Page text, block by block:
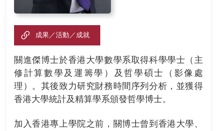
成果／活動／成就
關進傑博士於香港大學數學系取得科學學士（主
修計算數學及運籌學）及哲學碩士（影像處
理）。其後致力研究財務時間序列分析，並獲得
香港大學統計及精算學系頒發哲學博士。
加入香港專上學院之前，關博士曾到香港大學、